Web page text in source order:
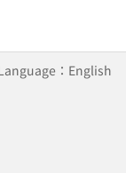
：English